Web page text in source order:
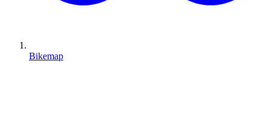
Bikemap